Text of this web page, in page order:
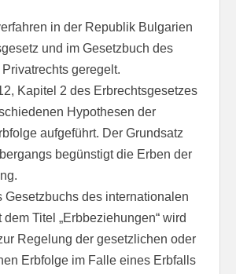
in der Republik Bulgarien
und im Gesetzbuch des
geregelt.
Kapitel 2 des Erbrechtsgesetzes
Hypothesen der
aufgeführt. Der Grundsatz
begünstigt die Erben der
Gesetzbuchs des internationalen
dem Titel „Erbbeziehungen“ wird
Regelung der gesetzlichen oder
Erbfolge im Falle eines Erbfalls